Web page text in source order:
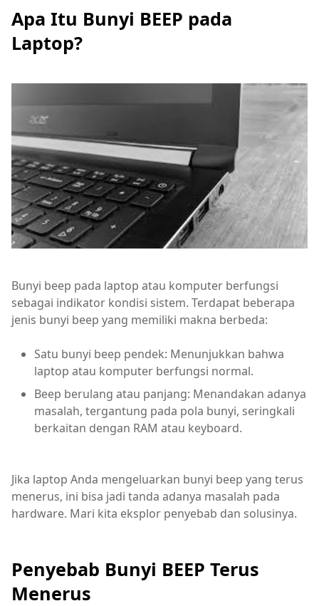
Apa Itu Bunyi BEEP pada
Laptop?
Bunyi beep pada laptop atau komputer berfungsi
sebagai indikator kondisi sistem. Terdapat beberapa
jenis bunyi beep yang memiliki makna berbeda:
Satu bunyi beep pendek: Menunjukkan bahwa
laptop atau komputer berfungsi normal.
Beep berulang atau panjang: Menandakan adanya
masalah, tergantung pada pola bunyi, seringkali
berkaitan dengan RAM atau keyboard.
Jika laptop Anda mengeluarkan bunyi beep yang terus
menerus, ini bisa jadi tanda adanya masalah pada
hardware. Mari kita eksplor penyebab dan solusinya.
Penyebab Bunyi BEEP Terus
Menerus